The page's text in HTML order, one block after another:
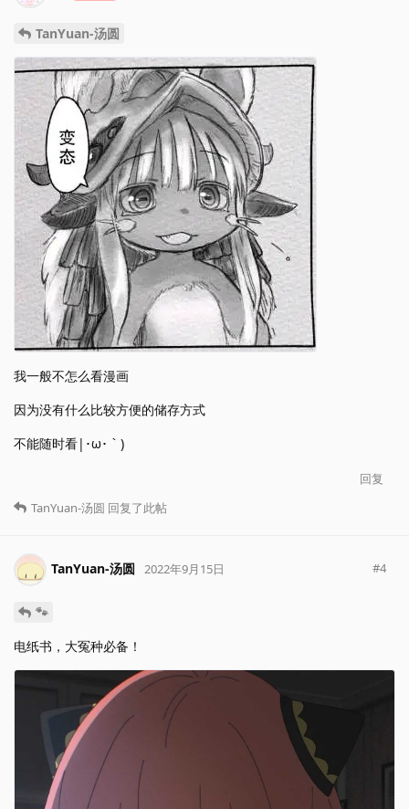
TanYuan-汤圆
我一般不怎么看漫画
因为没有什么比较方便的储存方式
不能随时看|･ω･｀)
回复
TanYuan-汤圆 回复了此帖
TanYuan-汤圆 2022年9月15日 #4
🐾
电纸书，大冤种必备！